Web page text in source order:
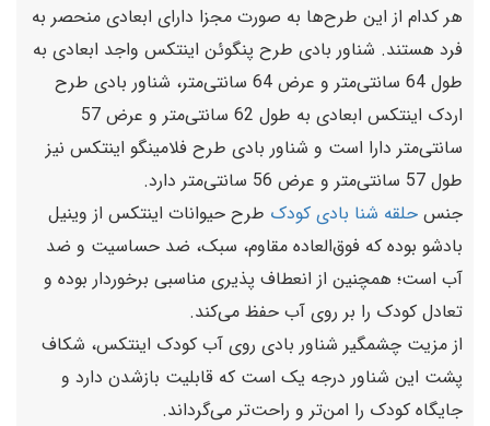
هر کدام از این طرح‌ها به صورت مجزا دارای ابعادی منحصر به
فرد هستند. شناور بادی طرح پنگوئن اینتکس واجد ابعادی به
طول 64 سانتی‌متر و عرض 64 سانتی‌متر، شناور بادی طرح
اردک اینتکس ابعادی به طول 62 سانتی‌متر و عرض 57
سانتی‌متر دارا است و شناور بادی طرح فلامینگو اینتکس نیز
طول 57 سانتی‌متر و عرض 56 سانتی‌متر دارد.
جنس حلقه شنا بادی کودک طرح حیوانات اینتکس از وینیل
بادشو بوده که فوق‌العاده مقاوم، سبک، ضد حساسیت و ضد
آب است؛ همچنین از انعطاف پذیری مناسبی برخوردار بوده و
تعادل کودک را بر روی آب حفظ می‌کند.
از مزیت چشمگیر شناور بادی روی آب کودک اینتکس، شکاف
پشت این شناور درجه یک است که قابلیت بازشدن دارد و
جایگاه کودک را امن‌تر و راحت‌تر می‌گرداند.